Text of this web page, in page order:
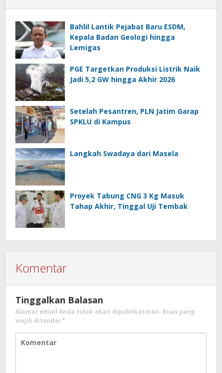
Bahlil Lantik Pejabat Baru ESDM,
Kepala Badan Geologi hingga
Lemigas
PGE Targetkan Produksi Listrik Naik
Jadi 5,2 GW hingga Akhir 2026
Setelah Pesantren, PLN Jatim Garap
SPKLU di Kampus
Langkah Swadaya dari Masela
Proyek Tabung CNG 3 Kg Masuk
Tahap Akhir, Tinggal Uji Tembak
Komentar
Tinggalkan Balasan
Alamat email Anda tidak akan dipublikasikan. Ruas yang
wajib ditandai *